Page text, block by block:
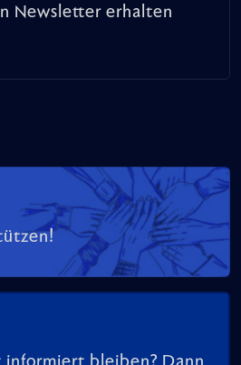
Newsletter erhalten